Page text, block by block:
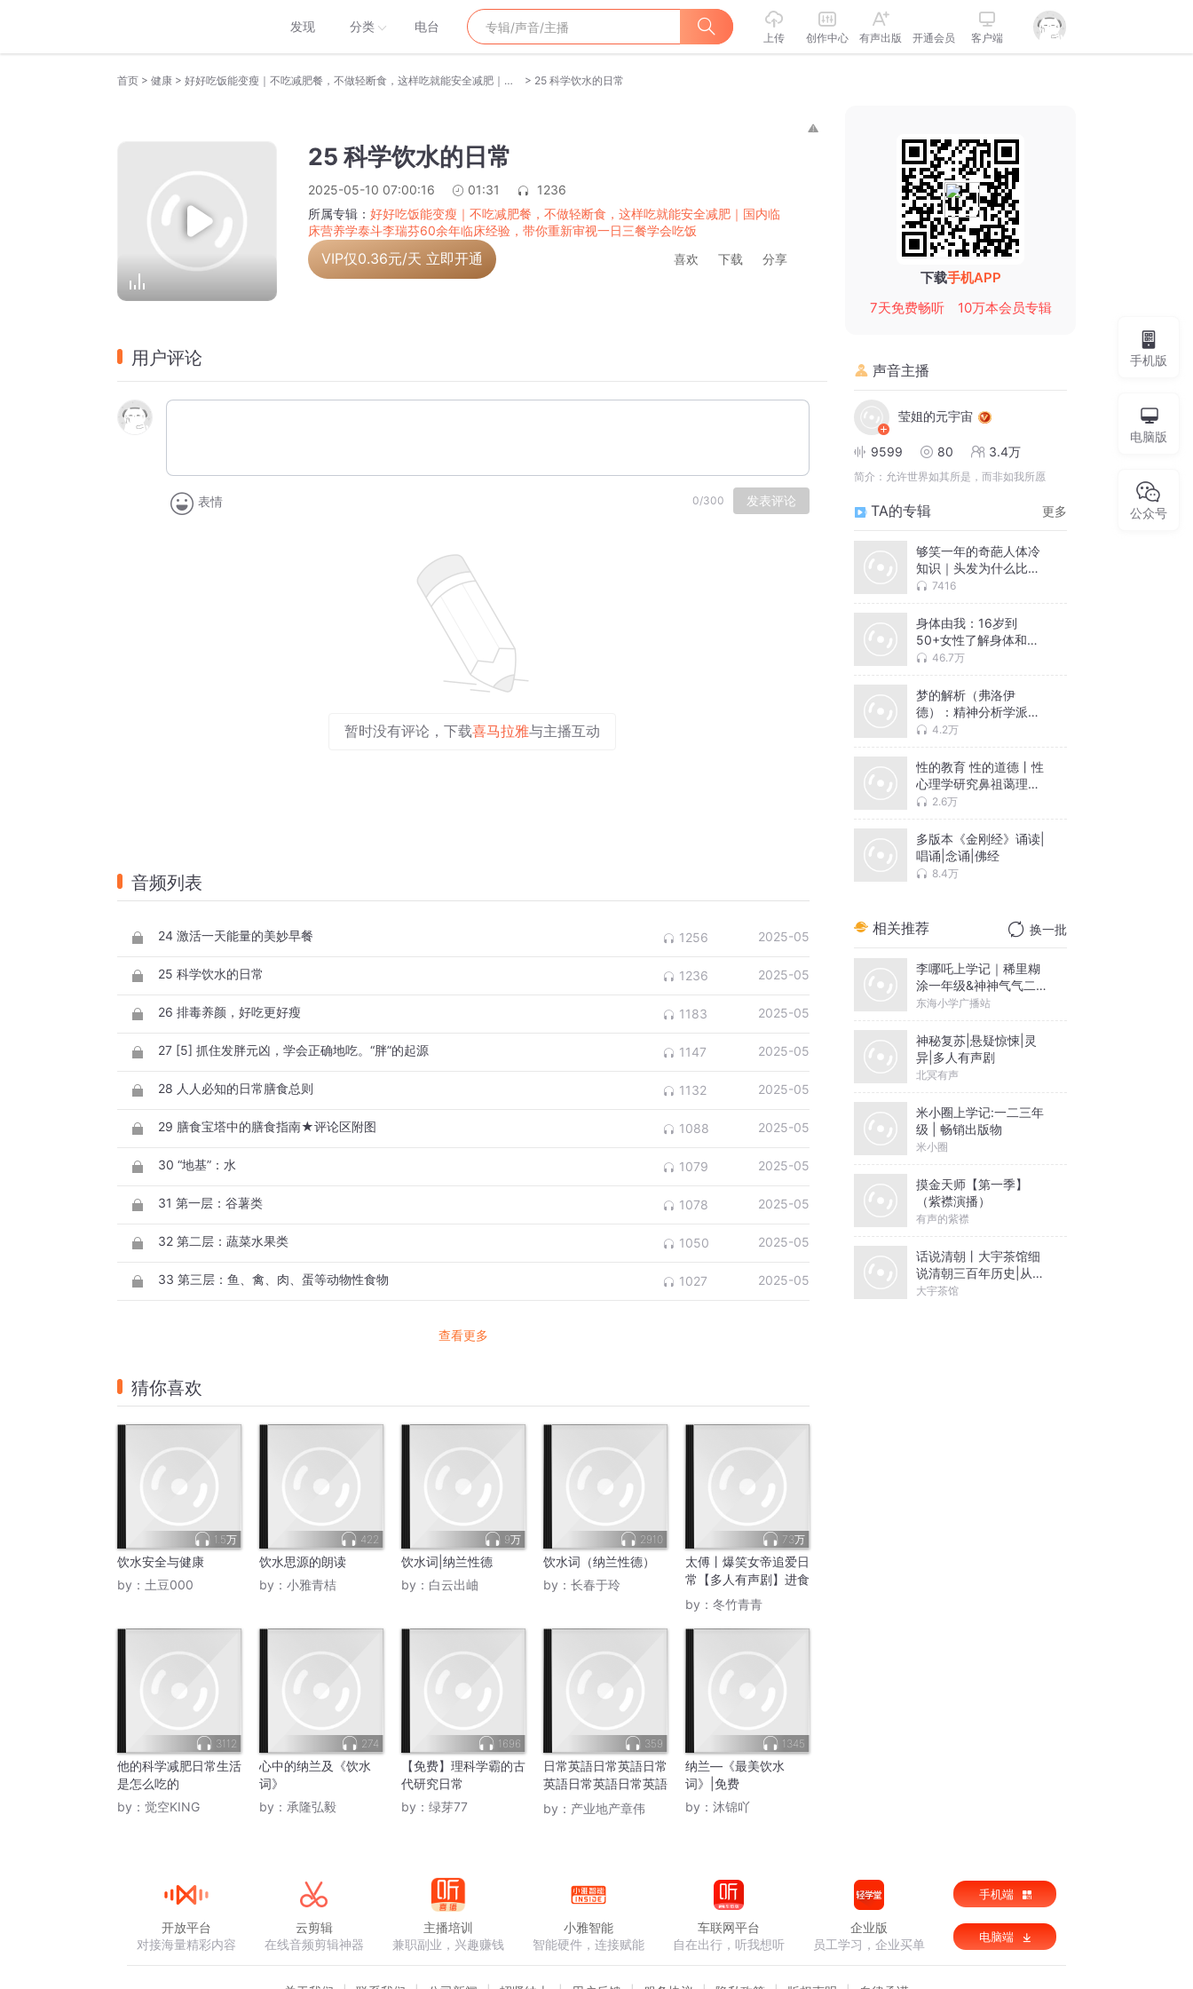
发现 分类 电台
上传 创作中心 有声出版 开通会员 客户端
首页 > 健康 > 好好吃饭能变瘦｜不吃减肥餐，不做轻断食，这样吃就能安全减肥｜国内临床营养学泰斗李瑞芬60余年临床经验，带你重新审视一日三餐学会吃饭 > 25 科学饮水的日常
25 科学饮水的日常
2025-05-10 07:00:16 01:31
1236
所属专辑： 好好吃饭能变瘦｜不吃减肥餐，不做轻断食，这样吃就能安全减肥｜国内临
床营养学泰斗李瑞芬60余年临床经验，带你重新审视一日三餐学会吃饭
VIP仅0.36元/天 立即开通 喜欢 下载 分享
用户评论
表情 0/300 发表评论
暂时没有评论，下载喜马拉雅与主播互动
音频列表
24 激活一天能量的美妙早餐 1256 2025-05
25 科学饮水的日常 1236 2025-05
26 排毒养颜，好吃更好瘦 1183 2025-05
27 [5] 抓住发胖元凶，学会正确地吃。“胖”的起源 1147 2025-05
28 人人必知的日常膳食总则 1132 2025-05
29 膳食宝塔中的膳食指南★评论区附图 1088 2025-05
30 “地基”：水 1079 2025-05
31 第一层：谷薯类 1078 2025-05
32 第二层：蔬菜水果类 1050 2025-05
33 第三层：鱼、禽、肉、蛋等动物性食物 1027 2025-05
查看更多
猜你喜欢
1.5万
饮水安全与健康
by： 土豆000
422
饮水思源的朗读
by： 小雅青桔
9万
饮水词|纳兰性德
by： 白云出岫
2910
饮水词（纳兰性德）
by： 长春于玲
73万
太傅丨爆笑女帝追爱日
常【多人有声剧】进食
饮水需注意
by： 冬竹青青
3112
他的科学减肥日常生活
是怎么吃的
by： 觉空KING
274
心中的纳兰及《饮水
词》
by： 承隆弘毅
1696
【免费】理科学霸的古
代研究日常
by： 绿芽77
359
日常英語日常英語日常
英語日常英語日常英語
日常英語‘
by： 产业地产章伟
1345
纳兰—《最美饮水
词》|免费
by： 沐锦吖
下载手机APP
7天免费畅听
10万本会员专辑
声音主播
莹姐的元宇宙
9599 80 3.4万
简介： 允许世界如其所是，而非如我所愿
TA的专辑 更多
够笑一年的奇葩人体冷
知识｜头发为什么比体
毛长？生男生女由谁决
网果壳网知识认证，公
考常识科普
7416
身体由我：16岁到
50+女性了解身体和女
性健康的人生功课丨荷
房、性与爱和生理期
46.7万
梦的解析（弗洛伊
德）：精神分析学派奠
基之作丨意识、前意
欲望和情感，了解我们
行为判断的冰山一角
4.2万
性的教育 性的道德丨性
心理学研究鼻祖蔼理士
代表作，与弗洛伊德
理学巨著
2.6万
多版本《金刚经》诵读|
唱诵|念诵|佛经
8.4万
相关推荐 换一批
李哪吒上学记｜稀里糊
涂一年级&神神气气二年
级
东海小学广播站
神秘复苏|悬疑惊悚|灵
异|多人有声剧
北冥有声
米小圈上学记:一二三年
级 | 畅销出版物
米小圈
摸金天师【第一季】
（紫襟演播）
有声的紫襟
话说清朝丨大宇茶馆细
说清朝三百年历史|从努
尔哈赤到末代皇帝溥仪|
大宇茶馆
手机版
电脑版
公众号
开放平台
对接海量精彩内容
云剪辑
在线音频剪辑神器
主播培训
兼职副业，兴趣赚钱
小雅智能
智能硬件，连接赋能
车联网平台
自在出行，听我想听
企业版
员工学习，企业买单
手机端
电脑端